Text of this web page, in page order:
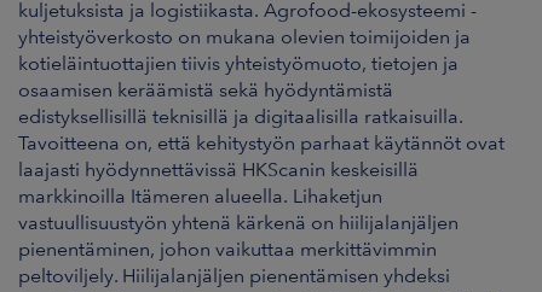
kuljetuksista ja logistiikasta. Agrofood-ekosysteemi -
yhteistyöverkosto on mukana olevien toimijoiden ja
kotieläintuottajien tiivis yhteistyömuoto, tietojen ja
osaamisen keräämistä sekä hyödyntämistä
edistyksellisillä teknisillä ja digitaalisilla ratkaisuilla.
Tavoitteena on, että kehitystyön parhaat käytännöt ovat
laajasti hyödynnettävissä HKScanin keskeisillä
markkinoilla Itämeren alueella. Lihaketjun
vastuullisuustyön yhtenä kärkenä on hiilijalanjäljen
pienentäminen, johon vaikuttaa merkittävimmin
peltoviljely. Hiilijalanjäljen pienentämisen yhdeksi